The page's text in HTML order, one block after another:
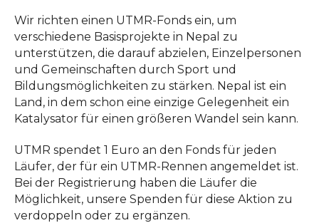
Wir richten einen UTMR-Fonds ein, um
verschiedene Basisprojekte in Nepal zu
unterstützen, die darauf abzielen, Einzelpersonen
und Gemeinschaften durch Sport und
Bildungsmöglichkeiten zu stärken. Nepal ist ein
Land, in dem schon eine einzige Gelegenheit ein
Katalysator für einen größeren Wandel sein kann.
UTMR spendet 1 Euro an den Fonds für jeden
Läufer, der für ein UTMR-Rennen angemeldet ist.
Bei der Registrierung haben die Läufer die
Möglichkeit, unsere Spenden für diese Aktion zu
verdoppeln oder zu ergänzen.